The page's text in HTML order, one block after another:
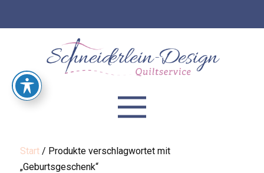
Start / Produkte verschlagwortet mit
„Geburtsgeschenk“